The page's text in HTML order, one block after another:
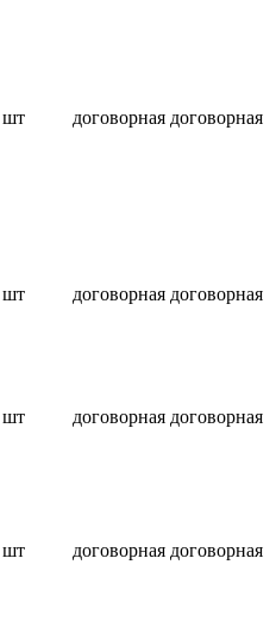
шт договорная договорная
шт договорная договорная
шт договорная договорная
шт договорная договорная